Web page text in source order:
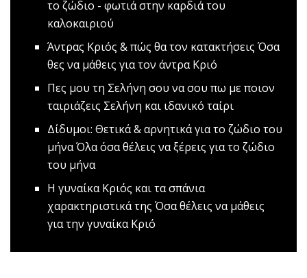
το ζώδιο - φωτιά στην καρδιά του
καλοκαιριού
Άντρας Κριός & πώς θα τον κατακτήσεις Όσα
θες να μάθεις για τον άντρα Κριό
Πες μου τη Σελήνη σου να σου πω με ποιoν
ταιριάζεις Σελήνη και ιδανικό ταίρι
Δίδυμοι: Θετικά & αρνητικά για το ζώδιο του
μήναΌλα όσα θέλεις να ξέρεις για το ζώδιο
του μήνα
Η γυναίκα Κριός και τα σπάνια
χαρακτηριστικά της Όσα θέλεις να μάθεις
για την γυναίκα Κριό